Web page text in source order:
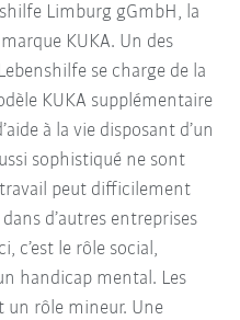
Limburg gGmbH, la
KUKA. Un des
se charge de la
KUKA supplémentaire
à la vie disposant d’un
sophistiqué ne sont
peut difficilement
d’autres entreprises
c’est le rôle social,
handicap mental. Les
un rôle mineur. Une